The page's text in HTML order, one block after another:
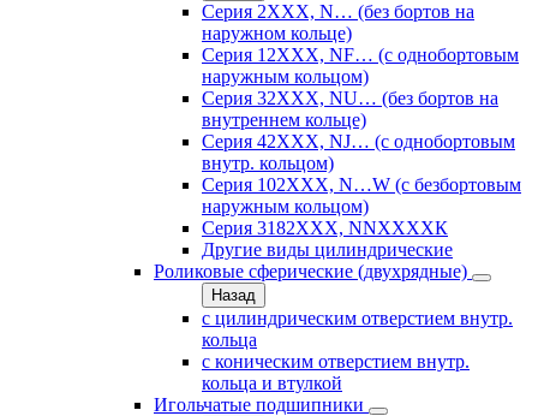
Серия 2ХХХ, N… (без бортов на
наружном кольце)
Серия 12ХХХ, NF… (с однобортовым
наружным кольцом)
Серия 32ХХХ, NU… (без бортов на
внутреннем кольце)
Серия 42ХХХ, NJ… (с однобортовым
внутр. кольцом)
Серия 102ХХХ, N…W (с безбортовым
наружным кольцом)
Серия 3182ХХХ, NNХХХХК
Другие виды цилиндрические
Роликовые сферические (двухрядные)
Назад
с цилиндрическим отверстием внутр.
кольца
с коническим отверстием внутр.
кольца и втулкой
Игольчатые подшипники